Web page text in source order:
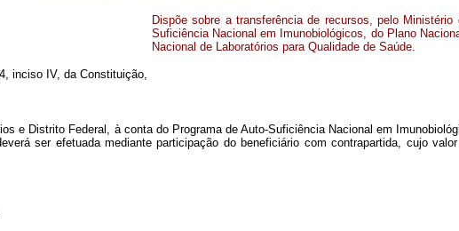
Dispõe sobre a transferência de recursos, pelo
Suficiência Nacional em Imunobiológicos, do Plano
Nacional de Laboratórios para Qualidade de Saúde.
inciso IV, da Constituição,
e Distrito Federal, à conta do Programa de Auto-Suficiência Nacional em
ser efetuada mediante participação do beneficiário com contrapartida, cujo